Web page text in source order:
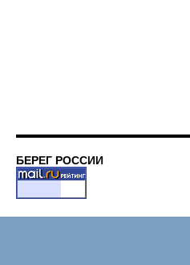
БЕРЕГ РОССИИ